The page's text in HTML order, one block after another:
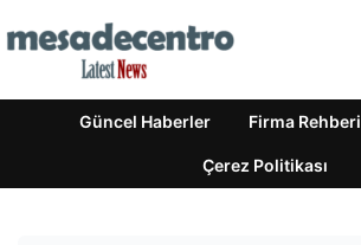
Güncel Haberler Firma Rehberi
Çerez Politikası